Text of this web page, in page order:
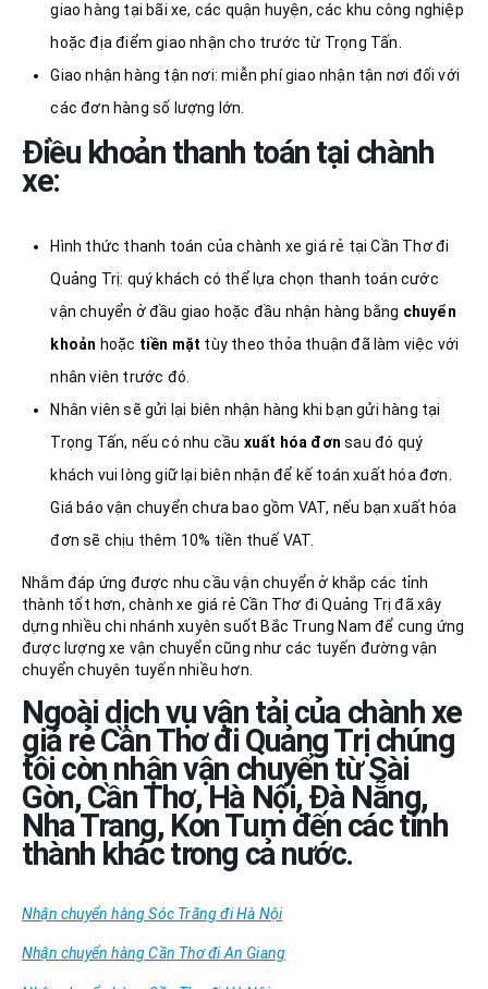
giao hàng tại bãi xe, các quận huyện, các khu công nghiệp
hoặc địa điểm giao nhận cho trước từ Trọng Tấn.
Giao nhận hàng tận nơi: miễn phí giao nhận tận nơi đối với
các đơn hàng số lượng lớn.
Điều khoản thanh toán tại chành
xe:
Hình thức thanh toán của chành xe giá rẻ tại Cần Thơ đi
Quảng Trị: quý khách có thể lựa chọn thanh toán cước
vận chuyển ở đầu giao hoặc đầu nhận hàng bằng chuyển
khoản hoặc tiền mặt tùy theo thỏa thuận đã làm việc với
nhân viên trước đó.
Nhân viên sẽ gửi lại biên nhận hàng khi bạn gửi hàng tại
Trọng Tấn, nếu có nhu cầu xuất hóa đơn sau đó quý
khách vui lòng giữ lại biên nhận để kế toán xuất hóa đơn.
Giá báo vận chuyển chưa bao gồm VAT, nếu bạn xuất hóa
đơn sẽ chịu thêm 10% tiền thuế VAT.
Nhằm đáp ứng được nhu cầu vận chuyển ở khắp các tỉnh
thành tốt hơn, chành xe giá rẻ Cần Thơ đi Quảng Trị đã xây
dựng nhiều chi nhánh xuyên suốt Bắc Trung Nam để cung ứng
được lượng xe vận chuyển cũng như các tuyến đường vận
chuyển chuyên tuyến nhiều hơn.
Ngoài dịch vụ vận tải của chành xe
giá rẻ Cần Thơ đi Quảng Trị chúng
tôi còn nhận vận chuyển từ Sài
Gòn, Cần Thơ, Hà Nội, Đà Nẵng,
Nha Trang, Kon Tum đến các tỉnh
thành khác trong cả nước.
Nhận chuyển hàng Sóc Trăng đi Hà Nội
Nhận chuyển hàng Cần Thơ đi An Giang